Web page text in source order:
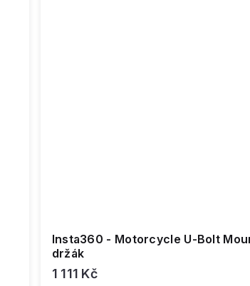
Insta360 - Motorcycle U-Bolt
držák
1 111 Kč